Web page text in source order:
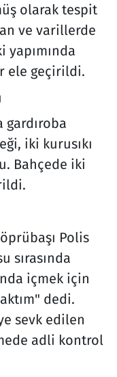
olarak tespit
ve varillerde
yapımında
ele geçirildi.
gardıroba
iki kurusıkı
Bahçede iki
Polis
sırasında
içmek için
dedi.
sevk edilen
adli kontrol